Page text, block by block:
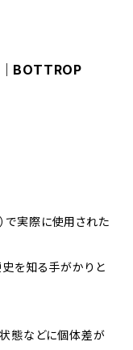
BOTTROP
で実際に使用された
を知る手がかりと
態などに個体差が